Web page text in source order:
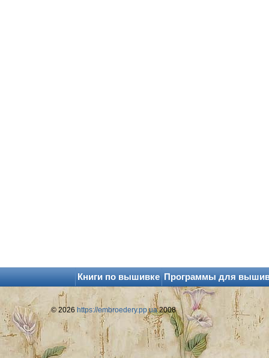
Книги по вышивке Программы для
© 2026 https://embroedery.pp.ua2008